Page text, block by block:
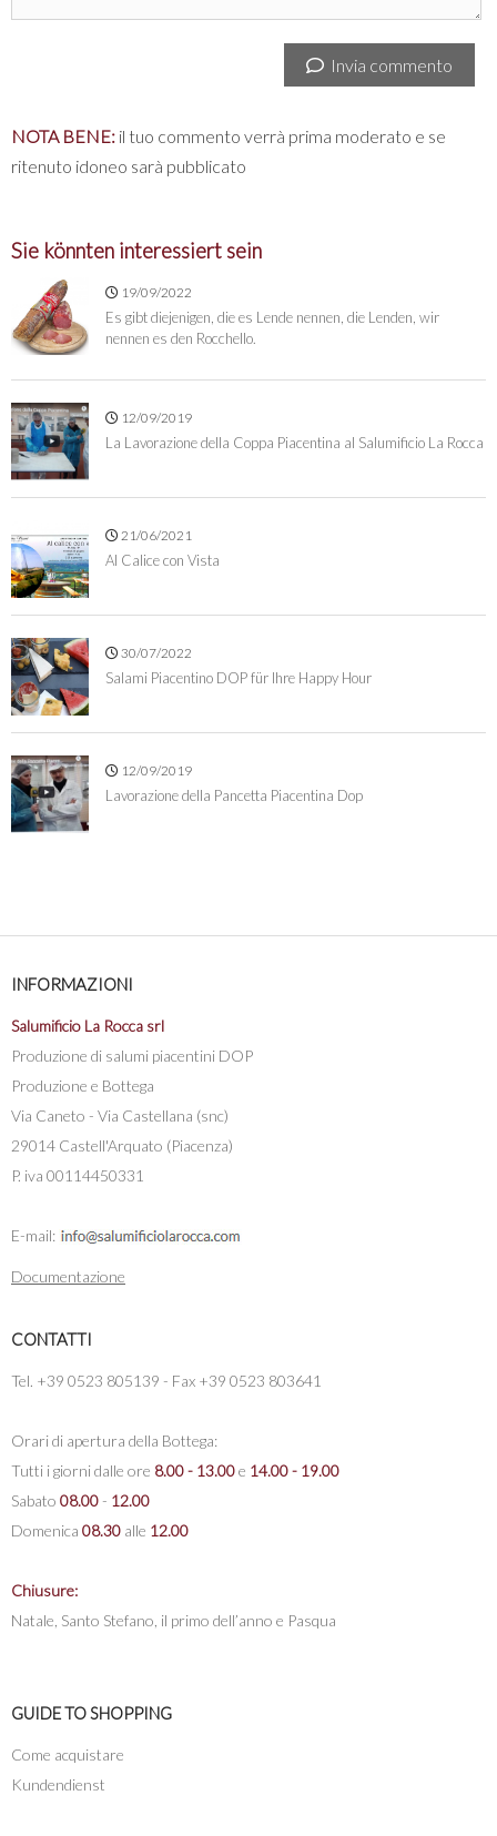
Invia commento
NOTA BENE: il tuo commento verrà prima moderato e se
ritenuto idoneo sarà pubblicato
Sie könnten interessiert sein
19/09/2022
Es gibt diejenigen, die es Lende nennen, die Lenden, wir
nennen es den Rocchello.
12/09/2019
La Lavorazione della Coppa Piacentina al Salumificio La Rocca
21/06/2021
Al Calice con Vista
30/07/2022
Salami Piacentino DOP für Ihre Happy Hour
12/09/2019
Lavorazione della Pancetta Piacentina Dop
INFORMAZIONI
Salumificio La Rocca srl
Produzione di salumi piacentini DOP
Produzione e Bottega
Via Caneto - Via Castellana (snc)
29014 Castell'Arquato (Piacenza)
P. iva 00114450331
E-mail:
Documentazione
CONTATTI
Tel. +39 0523 805139 - Fax +39 0523 803641
Orari di apertura della Bottega:
Tutti i giorni dalle ore 8.00 - 13.00e 14.00 - 19.00
Sabato 08.00- 12.00
Domenica 08.30 alle 12.00
Chiusure:
Natale, Santo Stefano, il primo dell’anno e Pasqua
GUIDE TO SHOPPING
Come acquistare
Kundendienst